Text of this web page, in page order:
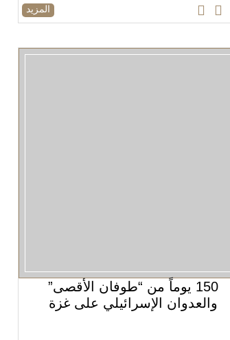
المزيد
150 يوماً من “طوفان الأقصى”
والعدوان الإسرائيلي على غزة